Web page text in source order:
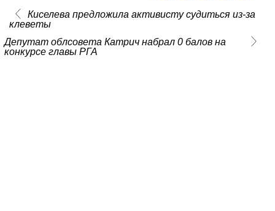
Киселева предложила активисту судиться из-за
клеветы
Депутат облсовета Катрич набрал 0 балов на
конкурсе главы РГА